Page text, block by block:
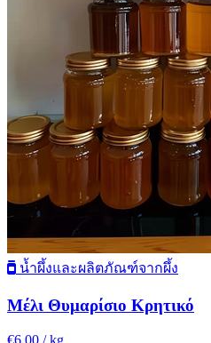
น้ำผึ้งและผลิตภัณฑ์จากผึ้ง
Μέλι Θυμαρίσιο Κρητικό
€6.00 / kg